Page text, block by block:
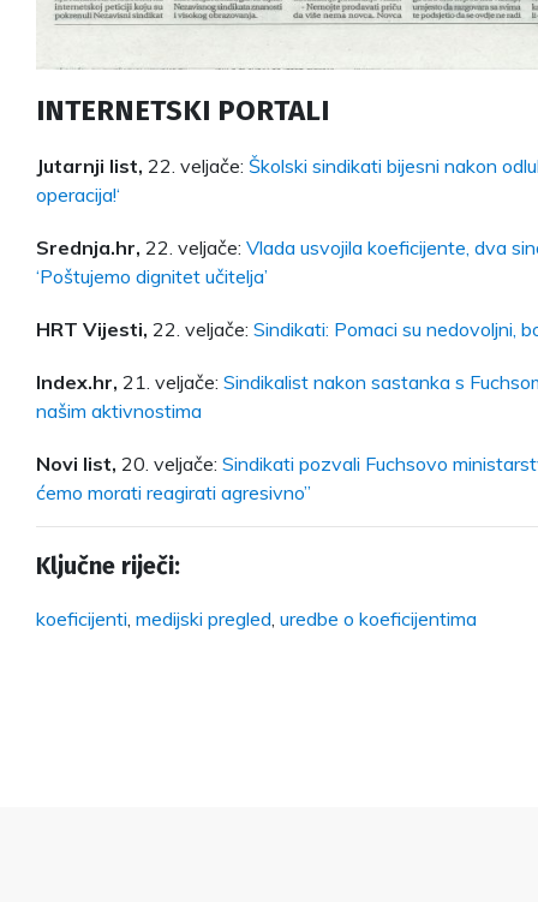
INTERNETSKI PORTALI
Jutarnji list, 22. veljače: Školski sindikati bijesni nakon
operacija!‘
Srednja.hr, 22. veljače: Vlada usvojila koeficijente, dva
‘Poštujemo dignitet učitelja’
HRT Vijesti, 22. veljače: Sindikati: Pomaci su nedovoljni,
Index.hr, 21. veljače: Sindikalist nakon sastanka s
našim aktivnostima
Novi list, 20. veljače: Sindikati pozvali Fuchsovo
ćemo morati reagirati agresivno”
Ključne riječi:
koeficijenti, medijski pregled, uredbe o koeficijentima